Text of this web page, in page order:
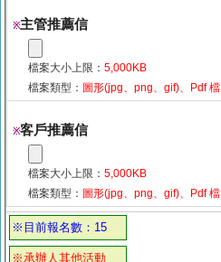
※主管推薦信
檔案大小上限： 5,000KB
檔案類型： 圖形(jpg、png、gif)、Pdf 檔
※客戶推薦信
檔案大小上限： 5,000KB
檔案類型： 圖形(jpg、png、gif)、Pdf 檔
※目前報名數：15
※承辦人其他活動